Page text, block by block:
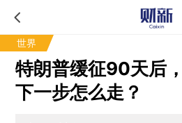
世界
特朗普缓征90天后
下一步怎么走？